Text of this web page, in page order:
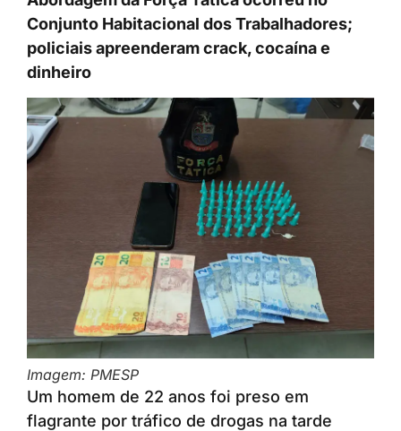
Conjunto Habitacional dos Trabalhadores;
policiais apreenderam crack, cocaína e
dinheiro
Imagem: PMESP
Um homem de 22 anos foi preso em
flagrante por tráfico de drogas na tarde